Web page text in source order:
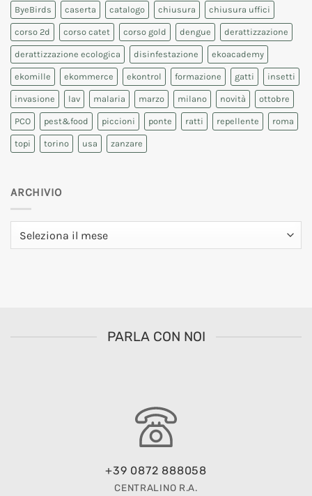
ByeBirds caserta catalogo chiusura chiusura uffici
corso 2d corso catet corso gold dengue derattizzazione
derattizzazione ecologica disinfestazione ekoacademy
ekomille ekommerce ekontrol formazione gatti insetti
invasione lav malaria marzo milano novità ottobre
PCO pest&food piccioni ponte ratti repellente roma
topi torino usa zanzare
ARCHIVIO
PARLA CON NOI
+39 0872 888058
CENTRALINO R.A.